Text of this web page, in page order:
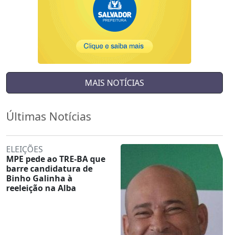
MAIS NOTÍCIAS
Últimas Notícias
ELEIÇÕES
MPE pede ao TRE-BA que
barre candidatura de
Binho Galinha à
reeleição na Alba